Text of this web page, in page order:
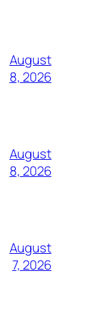
August
8, 2026
August
8, 2026
August
7, 2026